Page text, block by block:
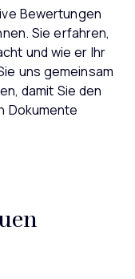
Bewertungen
Sie erfahren,
und wie er Ihr
uns gemeinsam
damit Sie den
Dokumente